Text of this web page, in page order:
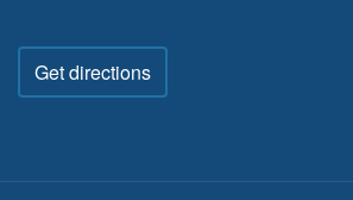
Get directions